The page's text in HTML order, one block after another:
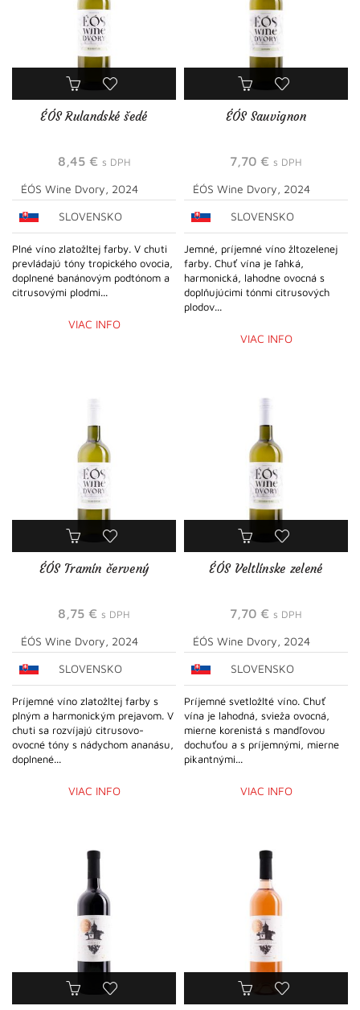
ÉÓS Rulandské šedé
8,45 € s DPH
ÉÓS Wine Dvory, 2024
SLOVENSKO
Plné víno zlatožltej farby. V chuti
prevládajú tóny tropického ovocia,
doplnené banánovým podtónom a
citrusovými plodmi...
VIAC INFO
ÉÓS Sauvignon
7,70 € s DPH
ÉÓS Wine Dvory, 2024
SLOVENSKO
Jemné, príjemné víno žltozelenej
farby. Chuť vína je ľahká,
harmonická, lahodne ovocná s
doplňujúcimi tónmi citrusových
plodov...
VIAC INFO
ÉÓS Tramín červený
8,75 € s DPH
ÉÓS Wine Dvory, 2024
SLOVENSKO
Príjemné víno zlatožltej farby s
plným a harmonickým prejavom. V
chuti sa rozvíjajú citrusovo-
ovocné tóny s nádychom ananásu,
doplnené...
VIAC INFO
ÉÓS Veltlínske zelené
7,70 € s DPH
ÉÓS Wine Dvory, 2024
SLOVENSKO
Príjemné svetložlté víno. Chuť
vína je lahodná, svieža ovocná,
mierne korenistá s mandľovou
dochuťou a s príjemnými, mierne
pikantnými...
VIAC INFO